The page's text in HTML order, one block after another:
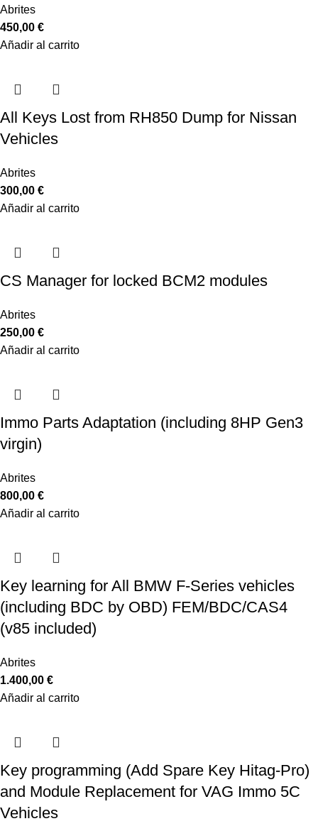
Abrites
450,00 €
Añadir al carrito
All Keys Lost from RH850 Dump for Nissan
Vehicles
Abrites
300,00 €
Añadir al carrito
CS Manager for locked BCM2 modules
Abrites
250,00 €
Añadir al carrito
Immo Parts Adaptation (including 8HP Gen3
virgin)
Abrites
800,00 €
Añadir al carrito
Key learning for All BMW F-Series vehicles
(including BDC by OBD) FEM/BDC/CAS4
(v85 included)
Abrites
1.400,00 €
Añadir al carrito
Key programming (Add Spare Key Hitag-Pro)
and Module Replacement for VAG Immo 5C
Vehicles